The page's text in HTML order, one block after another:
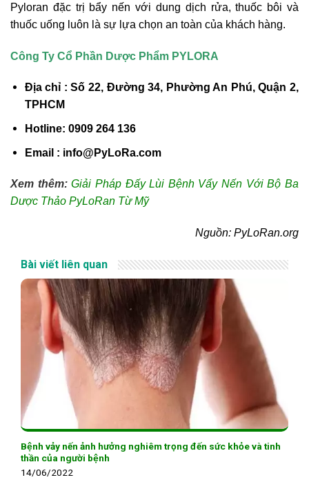
Pyloran đặc trị bẩy nến với dung dịch rửa, thuốc bôi và
thuốc uống luôn là sự lựa chọn an toàn của khách hàng.
Công Ty Cổ Phần Dược Phẩm PYLORA
Địa chỉ : Số 22, Đường 34, Phường An Phú, Quận 2,
TPHCM
Hotline: 0909 264 136
Email : info@PyLoRa.com
Xem thêm: Giải Pháp Đấy Lùi Bệnh Vẩy Nến Với Bộ Ba
Dược Thảo PyLoRan Từ Mỹ
Nguồn: PyLoRan.org
Bài viết liên quan
Bệnh vảy nến ảnh hưởng nghiêm trọng đến sức khỏe và tinh
thần của người bệnh
14/06/2022